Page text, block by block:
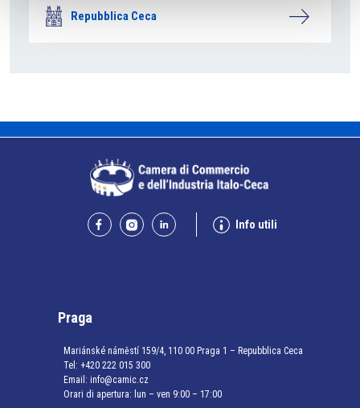
Repubblica Ceca
Info utili
Praga
Mariánské náměstí 159/4, 110 00 Praga 1 – Repubblica Ceca
Tel: +420 222 015 300
Email: info@camic.cz
Orari di apertura: lun – ven 9:00 – 17:00